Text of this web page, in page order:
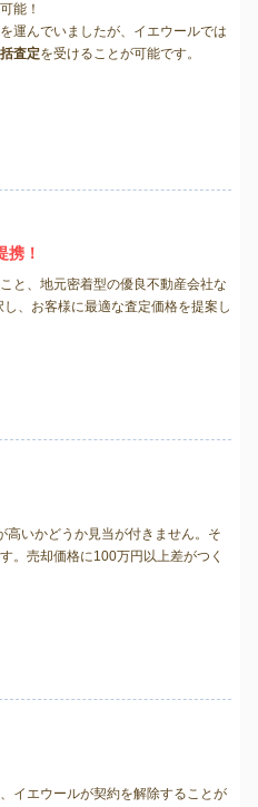
能！
運んでいましたが、イエウールでは
査定を受けることが可能です。
携！
と、地元密着型の優良不動産会社な
し、お客様に最適な査定価格を提案し
いかどうか見当が付きません。そ
。売却価格に100万円以上差がつく
イエウールが契約を解除することが